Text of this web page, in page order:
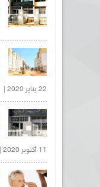
22 يناير 2020 |
11 أكتوبر 2020 |